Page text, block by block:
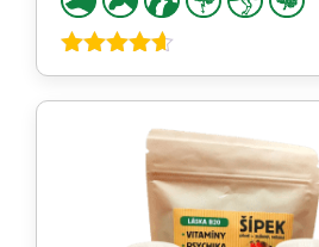
Hodnocení